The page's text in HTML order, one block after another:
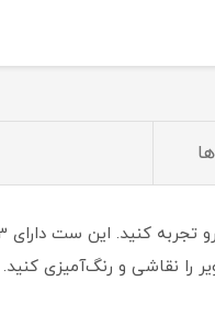
را نقاشی و رنگ‌آمیزی کنید.